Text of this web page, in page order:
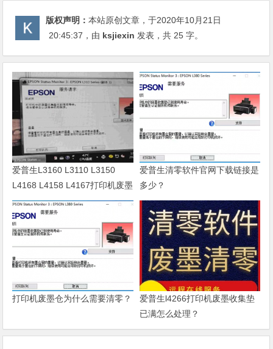
版权声明：本站原创文章，于2020年10月21日
20:45:37 ，由 ksjiexin 发表，共 25 字。
爱普生L3160 L3110 L3150
L4168 L4158 L4167打印机废墨
清零软件
爱普生清零软件官网下载链接是
多少？
打印机废墨仓为什么需要清零？
爱普生l4266打印机废墨收集垫
已满怎么处理？